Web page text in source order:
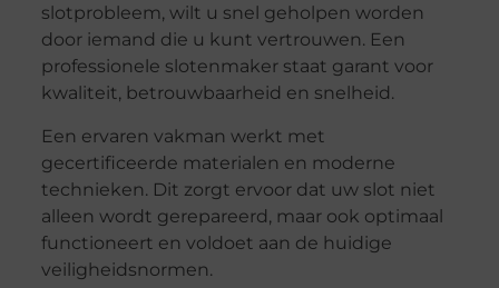
slotprobleem, wilt u snel geholpen worden
door iemand die u kunt vertrouwen. Een
professionele slotenmaker staat garant voor
kwaliteit, betrouwbaarheid en snelheid.
Een ervaren vakman werkt met
gecertificeerde materialen en moderne
technieken. Dit zorgt ervoor dat uw slot niet
alleen wordt gerepareerd, maar ook optimaal
functioneert en voldoet aan de huidige
veiligheidsnormen.